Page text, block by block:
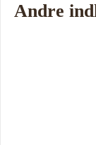
Andre